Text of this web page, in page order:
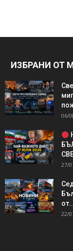
ИЗБРАНИ ОТ
06/
27/
22/